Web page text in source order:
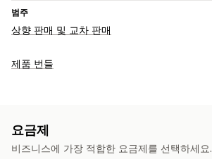
범주
상향 판매 및 교차 판매
맞춤 설정
여러 통화
제품 번들
교차 판매 번들
사용자 지정 번들
요금제
비즈니스에 가장 적합한 요금제를 선택하세요.